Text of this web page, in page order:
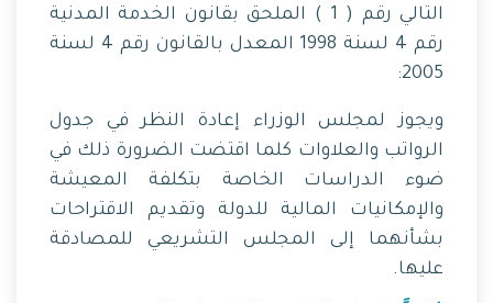
التالي رقم ( 1 ) الملحق بقانون الخدمة المدنية
رقم 4 لسنة 1998 المعدل ‏بالقانون رقم 4 لسنة
2005:‏
ويجوز لمجلس الوزراء إعادة النظر في جدول
الرواتب والعلاوات كلما اقتضت الضرورة ذلك في
ضوء ‏الدراسات الخاصة بتكلفة المعيشة
والإمكانيات المالية للدولة وتقديم الاقتراحات
بشأنهما إلى المجلس التشريعي ‏للمصادقة
عليها. ‏